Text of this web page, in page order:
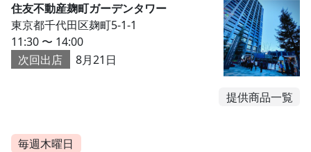
住友不動産麹町ガーデンタワー
東京都千代田区麹町5-1-1
11:30 〜 14:00
次回出店
8月21日
提供商品一覧
毎週木曜日